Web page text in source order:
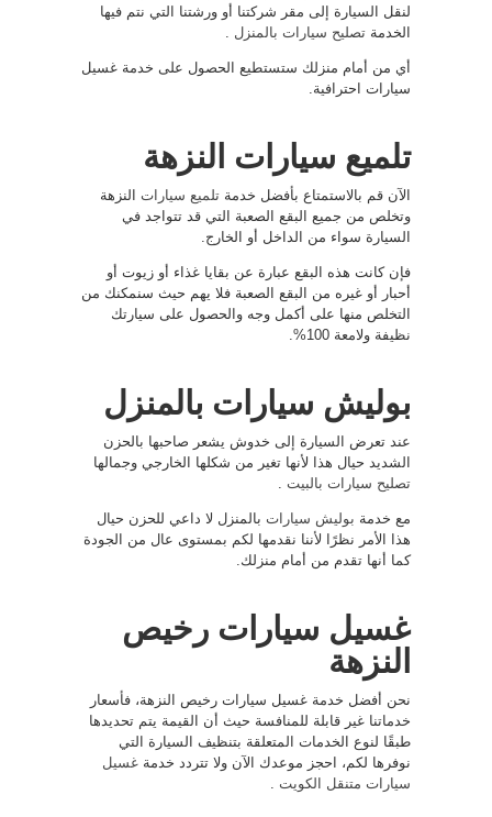
لنقل السيارة إلى مقر شركتنا أو ورشتنا التي نتم فيها
الخدمة تصليح سيارات بالمنزل
أي من أمام منزلك ستستطيع الحصول على خدمة غسيل
سيارات احترافية.
تلميع سيارات النزهة
الآن قم بالاستمتاع بأفضل خدمة تلميع سيارات النزهة
وتخلص من جميع البقع الصعبة التي قد تتواجد في
السيارة سواء من الداخل أو الخارج.
فإن كانت هذه البقع عبارة عن بقايا غذاء أو زيوت أو
أحبار أو غيره من البقع الصعبة فلا يهم حيث سنمكنك من
التخلص منها على أكمل وجه والحصول على سيارتك
نظيفة ولامعة 100%.
بوليش سيارات بالمنزل
عند تعرض السيارة إلى خدوش يشعر صاحبها بالحزن
الشديد حيال هذا لأنها تغير من شكلها الخارجي وجمالها
تصليح سيارات بالبيت
مع خدمة بوليش سيارات بالمنزل لا داعي للحزن حيال
هذا الأمر نظرًا لأننا نقدمها لكم بمستوى عال من الجودة
كما أنها تقدم من أمام منزلك.
غسيل سيارات رخيص
النزهة
نحن أفضل خدمة غسيل سيارات رخيص النزهة، فأسعار
خدماتنا غير قابلة للمنافسة حيث أن القيمة يتم تحديدها
طبقًا لنوع الخدمات المتعلقة بتنظيف السيارة التي
نوفرها لكم، احجز موعدك الآن ولا تتردد خدمة غسيل
سيارات متنقل الكويت